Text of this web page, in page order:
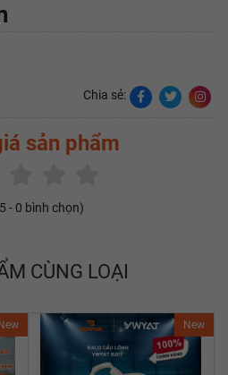
Chia sẻ:
sản phẩm
- 0 bình chọn)
CÙNG LOẠI
New New